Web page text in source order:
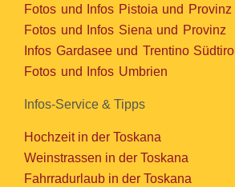
Fotos und Infos Pistoia und Provinz
Fotos und Infos Siena und Provinz
Infos Gardasee und Trentino Südtirol
Fotos und Infos Umbrien
Infos-Service & Tipps
Hochzeit in der Toskana
Weinstrassen in der Toskana
Fahrradurlaub in der Toskana